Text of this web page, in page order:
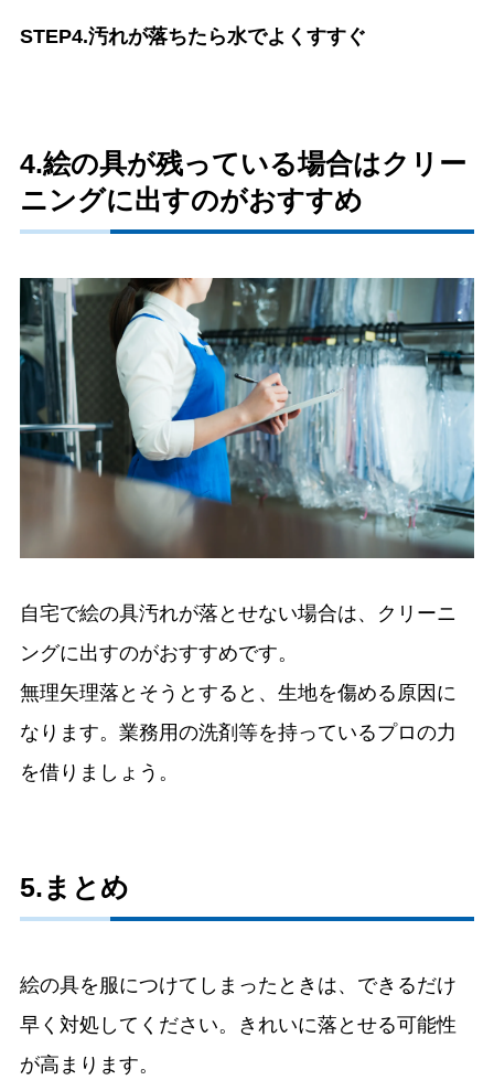
STEP4.汚れが落ちたら水でよくすすぐ
4.絵の具が残っている場合はクリー
ニングに出すのがおすすめ
自宅で絵の具汚れが落とせない場合は、クリーニ
ングに出すのがおすすめです。
無理矢理落とそうとすると、生地を傷める原因に
なります。業務用の洗剤等を持っているプロの力
を借りましょう。
5.まとめ
絵の具を服につけてしまったときは、できるだけ
早く対処してください。きれいに落とせる可能性
が高まります。